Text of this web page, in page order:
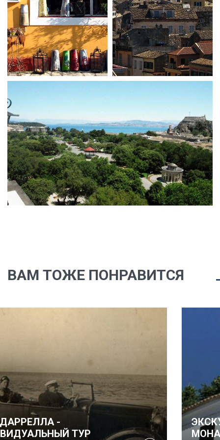
ВАМ ТОЖЕ ПОНРАВИТСЯ
ЭКСКУРСИЯ "ПРАВОСЛАВНЫЕ
МОНАСТЫРИ КОРФУ"